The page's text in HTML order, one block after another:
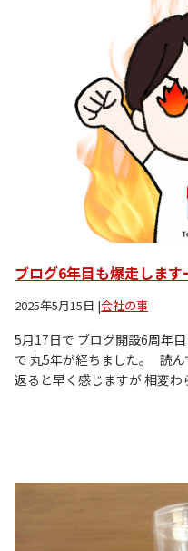
ブログ6年目も爆走します
2025年5月15日 |会社の事
5月17日で ブログ開設6周年
で 丸5年が経ちました。 読
返ると早く感じますが 相変